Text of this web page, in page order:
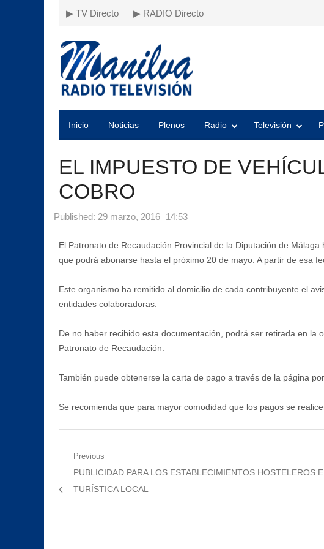
▶ TV Directo ▶ RADIO Directo
Inicio Noticias Plenos Radio Televisión
EL IMPUESTO DE
COBRO
Published: 29 marzo, 2016 14:53
El Patronato de Recaudación Provincial de la Diputación de
que podrá abonarse hasta el próximo 20 de mayo. A partir de esa
Este organismo ha remitido al domicilio de cada contribuyente el
entidades colaboradoras.
De no haber recibido esta documentación, podrá ser retirada en la
Patronato de Recaudación.
También puede obtenerse la carta de pago a través de la página
Se recomienda que para mayor comodidad que los pagos se
Navegación
Previous
Previous
post:
PUBLICIDAD PARA LOS ESTABLECIMIENTOS HOSTELEROS
TURÍSTICA LOCAL